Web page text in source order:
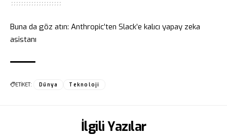
Buna da göz atın: Anthropic’ten Slack’e kalıcı yapay zeka
asistanı
ETİKET: Dünya Teknoloji
İlgili Yazılar